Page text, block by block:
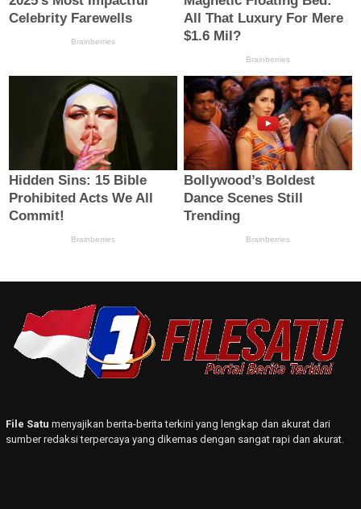
File Satu menyajikan berita-berita terkini yang lengkap dan akurat dari
sumber redaksi terpercaya yang dikemas dengan sangat rapi dan akurat.